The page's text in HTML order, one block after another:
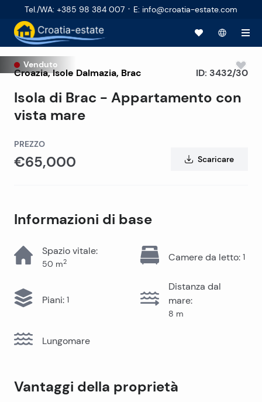
Tel./WA: +385 98 384 007 · E: info@croatia-estate.com
Venduto
Croazia,Isole Dalmazia, Brac
Isola di Brac - Appartamento con
vista mare
ID: 3432/30
PREZZO
€65,000 Scaricare
Informazioni di base
Spazio vitale:
50 m2 Camere da letto: 1
Piani: 1
Distanza dal
mare:
8 m
Lungomare
Vantaggi della proprietà